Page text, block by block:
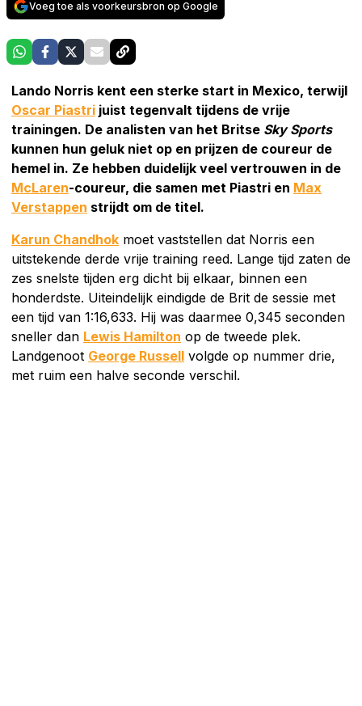
Voeg toe als voorkeursbron op Google
Lando Norris kent een sterke start in Mexico, terwijl
Oscar Piastri juist tegenvalt tijdens de vrije
trainingen. De analisten van het Britse Sky Sports
kunnen hun geluk niet op en prijzen de coureur de
hemel in. Ze hebben duidelijk veel vertrouwen in de
McLaren-coureur, die samen met Piastri en Max
Verstappen strijdt om de titel.
Karun Chandhok moet vaststellen dat Norris een
uitstekende derde vrije training reed. Lange tijd zaten de
zes snelste tijden erg dicht bij elkaar, binnen een
honderdste. Uiteindelijk eindigde de Brit de sessie met
een tijd van 1:16,633. Hij was daarmee 0,345 seconden
sneller dan Lewis Hamilton op de tweede plek.
Landgenoot George Russell volgde op nummer drie,
met ruim een halve seconde verschil.